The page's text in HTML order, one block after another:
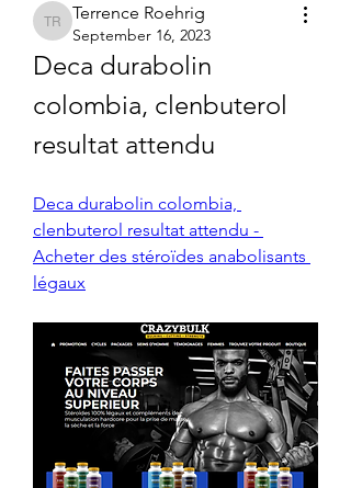
Terrence Roehrig
Terrence Roehrig
September 16, 2023
Deca durabolin
colombia, clenbuterol
resultat attendu
Deca durabolin colombia,
clenbuterol resultat attendu -
Acheter des stéroïdes anabolisants
légaux